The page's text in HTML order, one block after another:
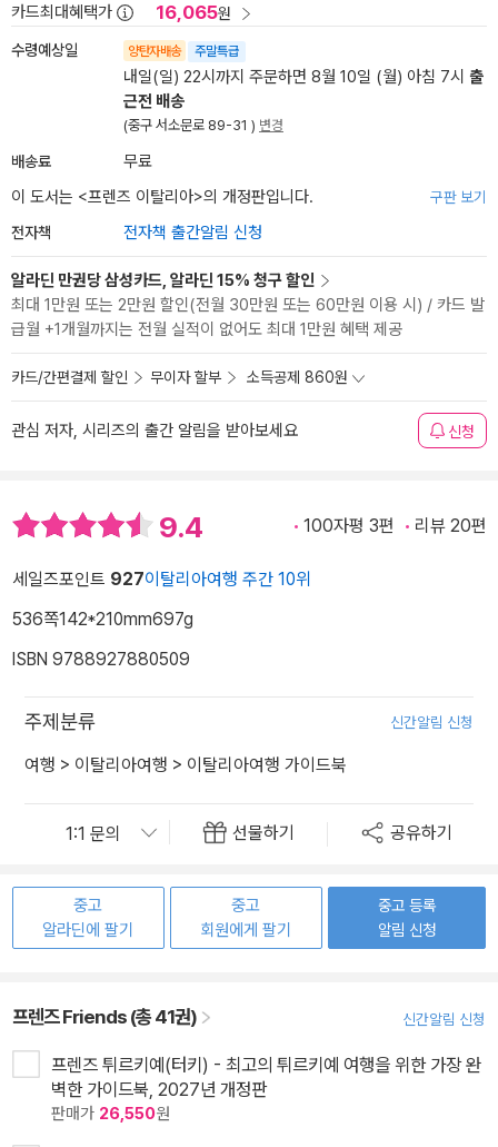
카드최대혜택가 16,065원
수령예상일 양탄자배송 주말특급
내일(일) 22시까지 주문하면 8월 10일 (월) 아침 7시 출
근전 배송
(중구 서소문로 89-31 ) 변경
배송료
무료
이 도서는 <프렌즈 이탈리아>의 개정판입니다. 구판 보기
전자책 전자책 출간알림 신청
알라딘 만권당 삼성카드, 알라딘 15% 청구 할인
최대 1만원 또는 2만원 할인(전월 30만원 또는 60만원 이용 시) / 카드 발
급월 +1개월까지는 전월 실적이 없어도 최대 1만원 혜택 제공
카드/간편결제 할인 무이자 할부 소득공제 860원
관심 저자, 시리즈의 출간 알림을 받아보세요 신청
9.4 100자평 3편 리뷰 20편
세일즈포인트 927이탈리아여행 주간 10위
536쪽142*210mm697g
ISBN 9788927880509
주제분류 신간알림 신청
여행 > 이탈리아여행 > 이탈리아여행 가이드북
선물하기 공유하기
중고
알라딘에 팔기
중고
회원에게 팔기
중고 등록
알림 신청
프렌즈 Friends (총 41권) 신간알림 신청
프렌즈 튀르키예(터키) - 최고의 튀르키예 여행을 위한 가장 완
벽한 가이드북, 2027년 개정판
판매가 26,550원